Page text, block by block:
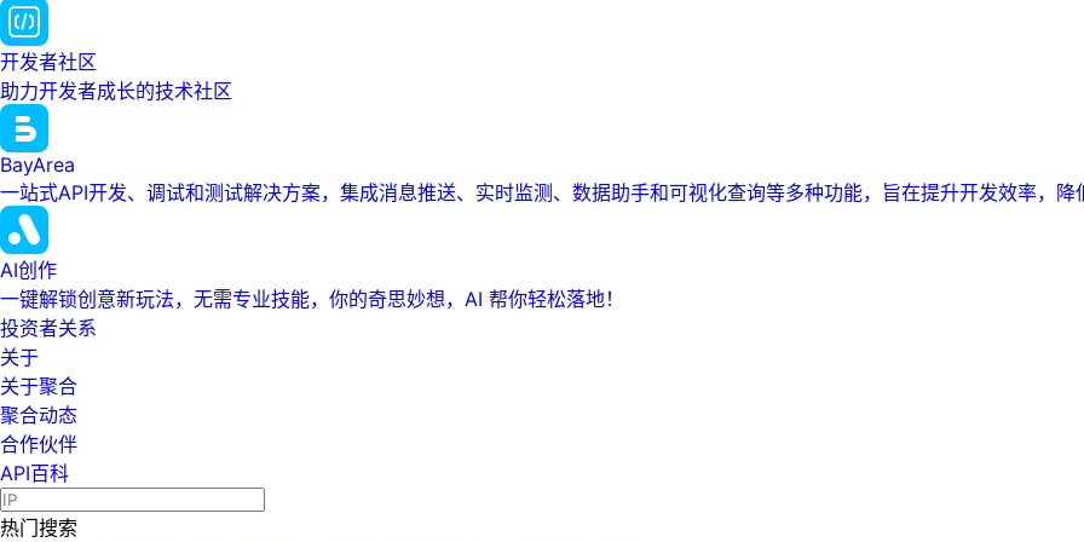
开发者社区
助力开发者成长的技术社区
BayArea
一站式API开发、调试和测试解决方案，集成消息推送、实时监测、数据助手和可视化查询等多种功能，旨在提升开发效率，降
AI创作
一键解锁创意新玩法，无需专业技能，你的奇思妙想，AI 帮你轻松落地！
投资者关系
关于
关于聚合
聚合动态
合作伙伴
API百科
热门搜索